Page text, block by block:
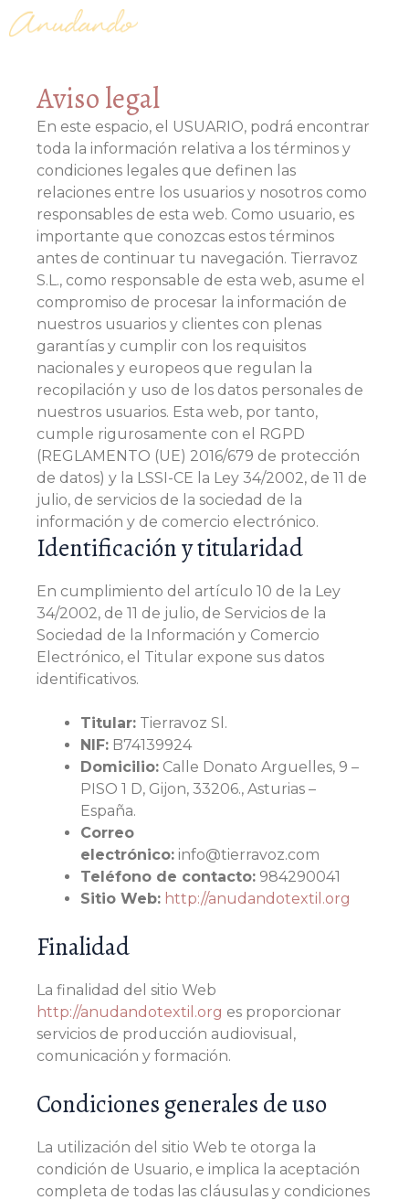
Aviso legal
En este espacio, el USUARIO, podrá encontrar
toda la información relativa a los términos y
condiciones legales que definen las
relaciones entre los usuarios y nosotros como
responsables de esta web. Como usuario, es
importante que conozcas estos términos
antes de continuar tu navegación. Tierravoz
S.L., como responsable de esta web, asume el
compromiso de procesar la información de
nuestros usuarios y clientes con plenas
garantías y cumplir con los requisitos
nacionales y europeos que regulan la
recopilación y uso de los datos personales de
nuestros usuarios. Esta web, por tanto,
cumple rigurosamente con el RGPD
(REGLAMENTO (UE) 2016/679 de protección
de datos) y la LSSI-CE la Ley 34/2002, de 11 de
julio, de servicios de la sociedad de la
información y de comercio electrónico.
Identificación y titularidad
En cumplimiento del artículo 10 de la Ley
34/2002, de 11 de julio, de Servicios de la
Sociedad de la Información y Comercio
Electrónico, el Titular expone sus datos
identificativos.
Titular: Tierravoz Sl.
NIF: B74139924
Domicilio: Calle Donato Arguelles, 9 –
PISO 1 D, Gijon, 33206., Asturias –
España.
Correo
electrónico: info@tierravoz.com
Teléfono de contacto: 984290041
Sitio Web: http://anudandotextil.org
Finalidad
La finalidad del sitio Web
http://anudandotextil.org es proporcionar
servicios de producción audiovisual,
comunicación y formación.
Condiciones generales de uso
La utilización del sitio Web te otorga la
condición de Usuario, e implica la aceptación
completa de todas las cláusulas y condiciones